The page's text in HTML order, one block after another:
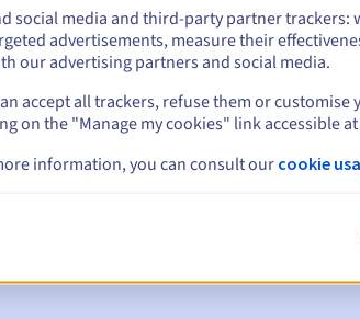
60, 30, 15, 7 en 3 dagen vóór de vervaldatum
Grace Period om de verwijdering van de
social media and third-party partner trackers:
advertisements, measure their
our advertising partners and social media.
accept all trackers, refuse them or customise
on the "Manage my cookies" link accessible
information, you can consult our cookie